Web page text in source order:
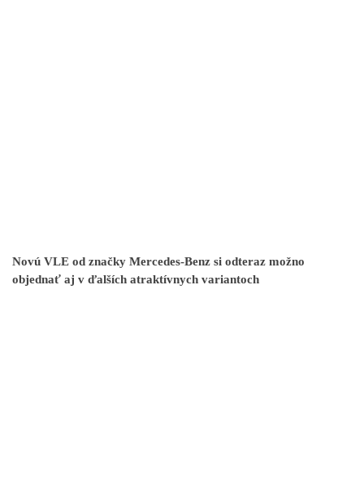
Novú VLE od značky Mercedes-Benz si odteraz možno
objednať aj v ďalších atraktívnych variantoch